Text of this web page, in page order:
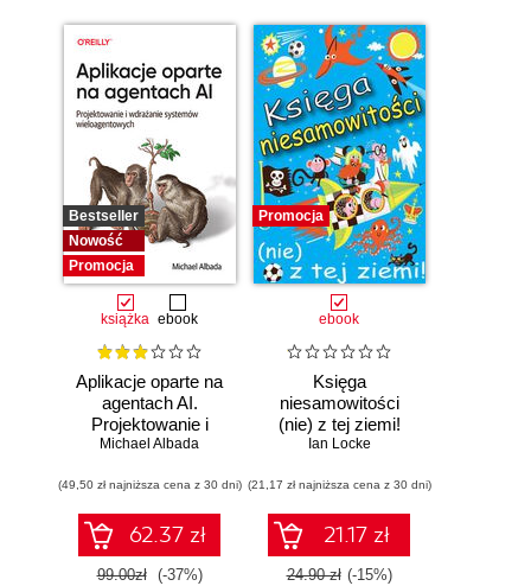
Bestseller
Nowość
Promocja
książka ebook
Aplikacje oparte na
agentach AI.
Projektowanie i
wdrażanie
wieloagentowych
Michael Albada
(49,50 zł najniższa cena z 30 dni)
62.37 zł
99.00zł (-37%)
Promocja
ebook
Księga
niesamowitości
(nie) z tej ziemi!
Księga faktów
niezwykłych
Ian Locke
(21,17 zł najniższa cena z 30 dni)
21.17 zł
24.90 zł (-15%)